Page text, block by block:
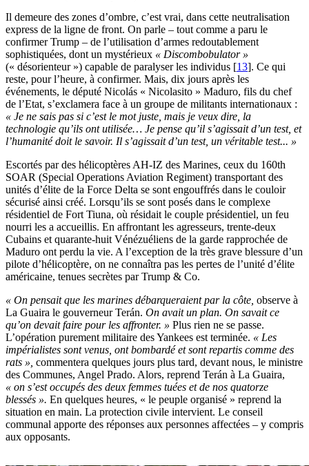
Il demeure des zones d’ombre, c’est vrai, dans cette neutralisation
express de la ligne de front. On parle – tout comme a paru le
confirmer Trump – de l’utilisation d’armes redoutablement
sophistiquées, dont un mystérieux « Discombobulator »
(« désorienteur ») capable de paralyser les individus [13]. Ce qui
reste, pour l’heure, à confirmer. Mais, dix jours après les
événements, le député Nicolás « Nicolasito » Maduro, fils du chef
de l’Etat, s’exclamera face à un groupe de militants internationaux :
« Je ne sais pas si c’est le mot juste, mais je veux dire, la
technologie qu’ils ont utilisée… Je pense qu’il s’agissait d’un test, et
l’humanité doit le savoir. Il s’agissait d’un test, un véritable test... »
Escortés par des hélicoptères AH-IZ des Marines, ceux du 160th
SOAR (Special Operations Aviation Regiment) transportant des
unités d’élite de la Force Delta se sont engouffrés dans le couloir
sécurisé ainsi créé. Lorsqu’ils se sont posés dans le complexe
résidentiel de Fort Tiuna, où résidait le couple présidentiel, un feu
nourri les a accueillis. En affrontant les agresseurs, trente-deux
Cubains et quarante-huit Vénézuéliens de la garde rapprochée de
Maduro ont perdu la vie. A l’exception de la très grave blessure d’un
pilote d’hélicoptère, on ne connaîtra pas les pertes de l’unité d’élite
américaine, tenues secrètes par Trump & Co.
« On pensait que les marines débarqueraient par la côte, observe à
La Guaira le gouverneur Terán. On avait un plan. On savait ce
qu’on devait faire pour les affronter. » Plus rien ne se passe.
L’opération purement militaire des Yankees est terminée. « Les
impérialistes sont venus, ont bombardé et sont repartis comme des
rats », commentera quelques jours plus tard, devant nous, le ministre
des Communes, Angel Prado. Alors, reprend Terán à La Guaira,
« on s’est occupés des deux femmes tuées et de nos quatorze
blessés ». En quelques heures, « le peuple organisé » reprend la
situation en main. La protection civile intervient. Le conseil
communal apporte des réponses aux personnes affectées – y compris
aux opposants.